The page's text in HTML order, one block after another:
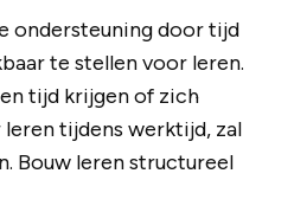
ondersteuning door tijd
te stellen voor leren.
tijd krijgen of zich
tijdens werktijd, zal
Bouw leren structureel